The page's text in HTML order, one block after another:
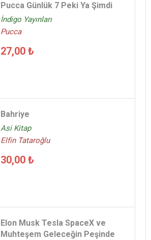
Pucca Günlük 7 Peki Ya Şimdi
İndigo Yayınları
Pucca
27,00 ₺
Bahriye
Asi Kitap
Elfin Tataroğlu
30,00 ₺
Elon Musk Tesla SpaceX ve
Muhteşem Geleceğin Peşinde